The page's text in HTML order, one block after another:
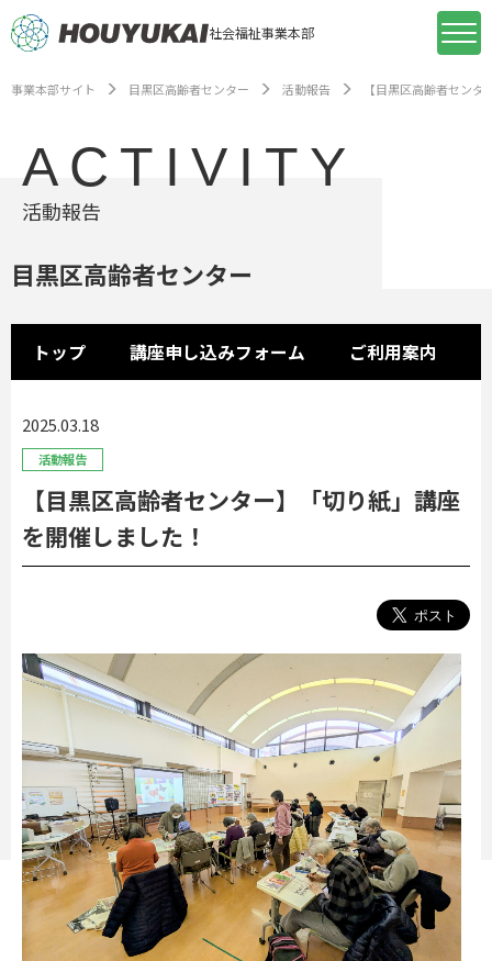
社会福祉事業本部
事業本部サイト 目黒区高齢者センター 活動報告 【目黒区高齢者セン
ACTIVITY
活動報告
目黒区高齢者センター
トップ 講座申し込みフォーム ご利用案内
2025.03.18
活動報告
【目黒区高齢者センター】「切り紙」講座
を開催しました！